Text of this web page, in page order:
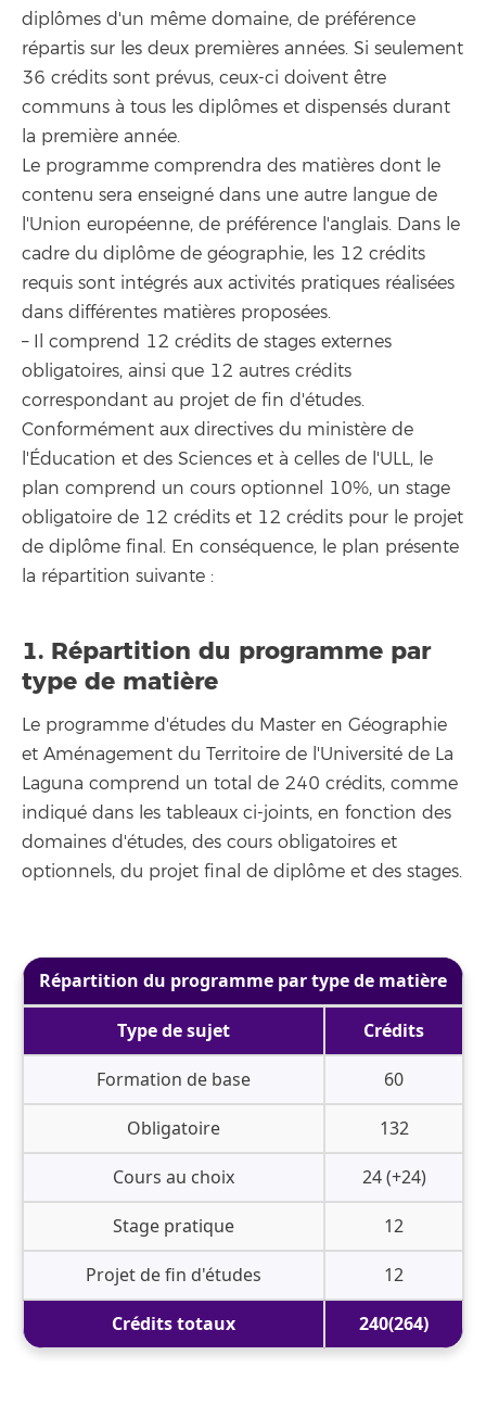
diplômes d'un même domaine, de préférence
répartis sur les deux premières années. Si seulement
36 crédits sont prévus, ceux-ci doivent être
communs à tous les diplômes et dispensés durant
la première année.
Le programme comprendra des matières dont le
contenu sera enseigné dans une autre langue de
l'Union européenne, de préférence l'anglais. Dans le
cadre du diplôme de géographie, les 12 crédits
requis sont intégrés aux activités pratiques réalisées
dans différentes matières proposées.
– Il comprend 12 crédits de stages externes
obligatoires, ainsi que 12 autres crédits
correspondant au projet de fin d'études.
Conformément aux directives du ministère de
l'Éducation et des Sciences et à celles de l'ULL, le
plan comprend un cours optionnel 10%, un stage
obligatoire de 12 crédits et 12 crédits pour le projet
de diplôme final. En conséquence, le plan présente
la répartition suivante :
1. Répartition du programme par
type de matière
Le programme d'études du Master en Géographie
et Aménagement du Territoire de l'Université de La
Laguna comprend un total de 240 crédits, comme
indiqué dans les tableaux ci-joints, en fonction des
domaines d'études, des cours obligatoires et
optionnels, du projet final de diplôme et des stages.
Répartition du programme par type de matière
Type de sujet Crédits
Formation de base 60
Obligatoire 132
Cours au choix 24 (+24)
Stage pratique 12
Projet de fin d'études 12
Crédits totaux 240(264)